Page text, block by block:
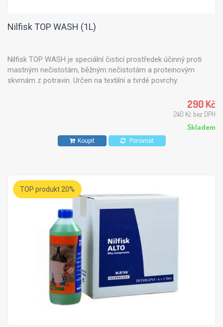
Nilfisk TOP WASH (1L)
Nilfisk TOP WASH je speciální čisticí prostředek účinný proti
mastným nečistotám, běžným nečistotám a proteinovým
skvrnám z potravin. Určen na textilní a tvrdé povrchy.
290 Kč
240 Kč bez DPH
Skladem
Koupit Porovnat
TOP produkt 20%